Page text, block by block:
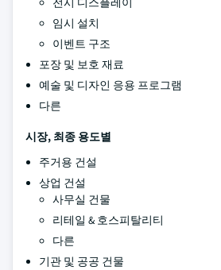
임시 설치
이벤트 구조
포장 및 보호 재료
예술 및 디자인 응용 프로그램
다른
시장, 최종 용도별
주거용 건설
상업 건설
사무실 건물
리테일 & 호스피탈리티
다른
기관 및 공공 건물